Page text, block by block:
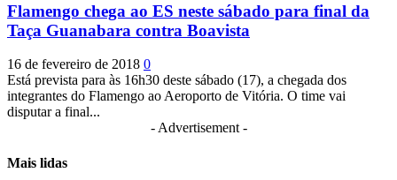
Flamengo chega ao ES neste sábado para final da
Taça Guanabara contra Boavista
16 de fevereiro de 2018 0
Está prevista para às 16h30 deste sábado (17), a chegada dos
integrantes do Flamengo ao Aeroporto de Vitória. O time vai
disputar a final...
- Advertisement -
Mais lidas